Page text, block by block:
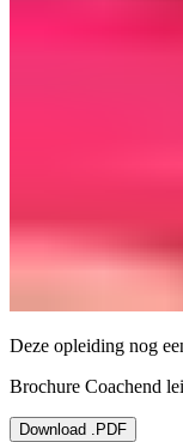
Deze opleiding nog
Brochure Coachend
Download .PDF